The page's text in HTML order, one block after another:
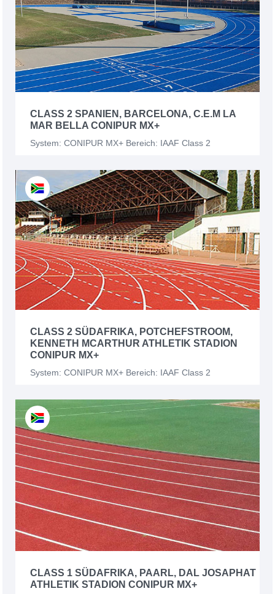
CLASS 2 SPANIEN, BARCELONA, C.E.M LA
MAR BELLA CONIPUR MX+
System: CONIPUR MX+ Bereich: IAAF Class 2
CLASS 2 SÜDAFRIKA, POTCHEFSTROOM,
KENNETH MCARTHUR ATHLETIK STADION
CONIPUR MX+
System: CONIPUR MX+ Bereich: IAAF Class 2
CLASS 1 SÜDAFRIKA, PAARL, DAL JOSAPHAT
ATHLETIK STADION CONIPUR MX+